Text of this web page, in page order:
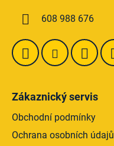
608 988 676
Zákaznický servis
Obchodní podmínky
Ochrana osobních údajů